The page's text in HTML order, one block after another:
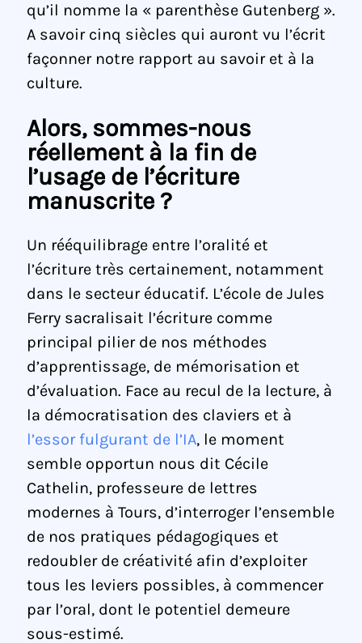
qu’il nomme la « parenthèse Gutenberg ».
A savoir cinq siècles qui auront vu l’écrit
façonner notre rapport au savoir et à la
culture.
Alors, sommes-nous
réellement à la fin de
l’usage de l’écriture
manuscrite ?
Un rééquilibrage entre l’oralité et
l’écriture très certainement, notamment
dans le secteur éducatif. L’école de Jules
Ferry sacralisait l’écriture comme
principal pilier de nos méthodes
d’apprentissage, de mémorisation et
d’évaluation. Face au recul de la lecture, à
la démocratisation des claviers et à
l’essor fulgurant de l’IA, le moment
semble opportun nous dit Cécile
Cathelin, professeure de lettres
modernes à Tours, d’interroger l’ensemble
de nos pratiques pédagogiques et
redoubler de créativité afin d’exploiter
tous les leviers possibles, à commencer
par l’oral, dont le potentiel demeure
sous-estimé.